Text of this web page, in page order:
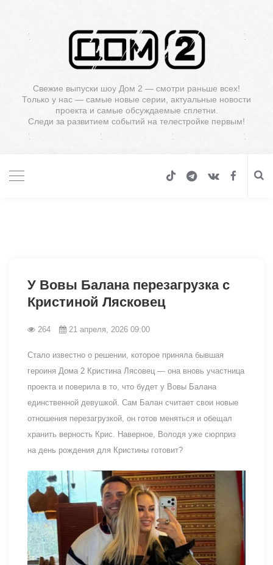
Свежие выпуски шоу Дом 2 — смотри раньше всех!
Только у нас — самые новые серии, актуальные новости
проекта и самые обсуждаемые сплетни.
Следи за развитием событий на телестройке первым!
У Вовы Балана перезагрузка с
Кристиной Лясковец
264 21 апреля, 2026 09:00
Стало известно о решении, которое приняла бывшая
героиня Дома 2 Кристина Лясовец — она вновь участница
проекта и поверила в то, что будет у Вовы Балана
единственной девушкой. Сам Балан считает свои новые
отношения перезагрузкой, он готов меняться и обещал
хранить верность Крис. Наверное, Володя уже сюрприз
на день рождения для Кристины готовит?